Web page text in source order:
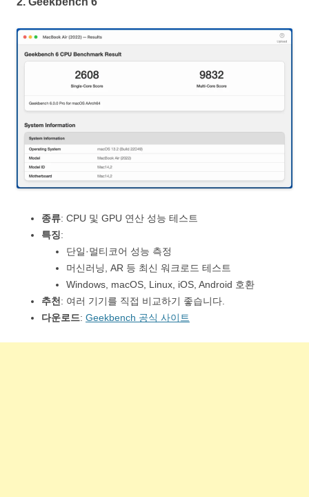
종류: CPU 및 GPU 연산 성능 테스트
특징:
단일·멀티코어 성능 측정
머신러닝, AR 등 최신 워크로드 테스트
Windows, macOS, Linux, iOS, Android 호환
추천 : 여러 기기를 직접 비교하기 좋습니다.
다운로드: Geekbench 공식 사이트